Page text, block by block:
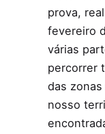
prova,
fevereiro
várias
percorrer
das
nosso